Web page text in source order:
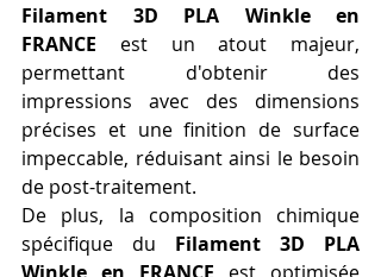
Filament 3D PLA Winkle en
FRANCE est un atout majeur,
permettant d'obtenir des
impressions avec des dimensions
précises et une finition de surface
impeccable, réduisant ainsi le besoin
de post-traitement.
De plus, la composition chimique
spécifique du Filament 3D PLA